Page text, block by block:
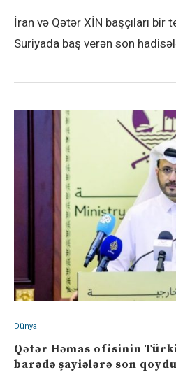
İran və Qətər XİN başçıları bir
Suriyada baş verən son
Dünya
Qətər Həmas ofisinin
barədə şayiələrə son qoydu